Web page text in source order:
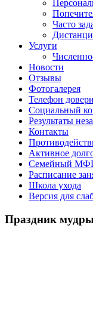
Часто
Услуги
Новости
Отзывы
Фотогалерея
Телефон
Социальный
Результаты
Контакты
Активное
Семейный
Расписание
Школа ухода
Версия для
Праздник